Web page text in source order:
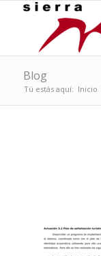
Blog
Tú estás aquí: Inicio